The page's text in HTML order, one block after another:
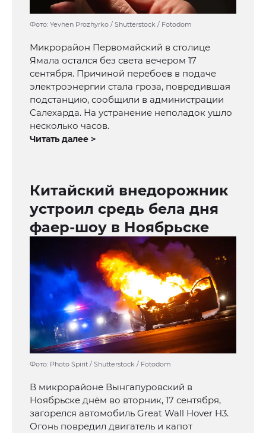
Фото: Yevhen Prozhyrko / Shutterstock / Fotodom
Микрорайон Первомайский в столице
Ямала остался без света вечером 17
сентября. Причиной перебоев в подаче
электроэнергии стала гроза, повредившая
подстанцию, сообщили в администрации
Салехарда. На устранение неполадок ушло
несколько часов.
Читать далее >
Китайский внедорожник
устроил средь бела дня
фаер-шоу в Ноябрьске
Фото: Photo Spirit / Shutterstock / Fotodom
В микрорайоне Вынгапуровский в
Ноябрьске днём во вторник, 17 сентября,
загорелся автомобиль Great Wall Hover H3.
Огонь повредил двигатель и капот